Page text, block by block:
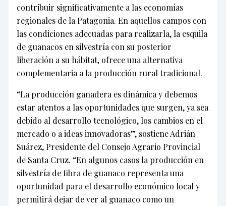
contribuir significativamente a las economías
regionales de la Patagonia. En aquellos campos con
las condiciones adecuadas para realizarla, la esquila
de guanacos en silvestría con su posterior
liberación a su hábitat, ofrece una alternativa
complementaria a la producción rural tradicional.
“La producción ganadera es dinámica y debemos
estar atentos a las oportunidades que surgen, ya sea
debido al desarrollo tecnológico, los cambios en el
mercado o a ideas innovadoras”, sostiene Adrián
Suárez, Presidente del Consejo Agrario Provincial
de Santa Cruz. “En algunos casos la producción en
silvestría de fibra de guanaco representa una
oportunidad para el desarrollo económico local y
permitirá dejar de ver al guanaco como un